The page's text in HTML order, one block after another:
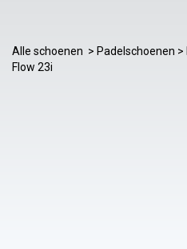
Alle schoenen > Padelschoenen >
Flow 23i